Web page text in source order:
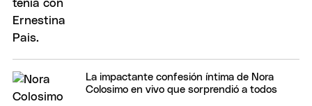
La impactante confesión íntima de Nora
Colosimo en vivo que sorprendió a todos